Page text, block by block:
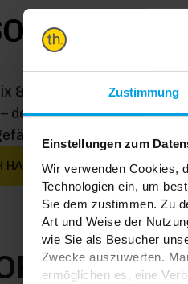
Zustimmung
Einstellungen zum
Wir verwenden Cookies,
Technologien ein, um
Sie dem zustimmen. Zu
Art und Weise der
wie Sie als Besucher
Zwecke auszuwerten.
ermöglichen es, eine
EINMALIG
& Match kommt jetzt
denn hier kombinierst du
HAPPY